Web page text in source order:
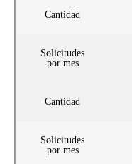
Cantidad
Solicitudes
por mes
Cantidad
Solicitudes
por mes